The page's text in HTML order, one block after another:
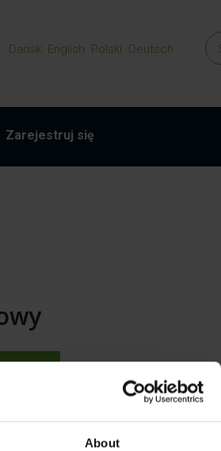
About
Dansk English Polski Deutsch
Zarejestruj się